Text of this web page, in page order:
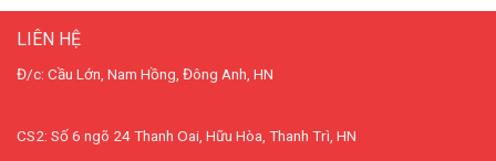
LIÊN HỆ
Đ/c: Cầu Lớn, Nam Hồng, Đông Anh, HN
CS2: Số 6 ngõ 24 Thanh Oai, Hữu Hòa, Thanh Trì, HN